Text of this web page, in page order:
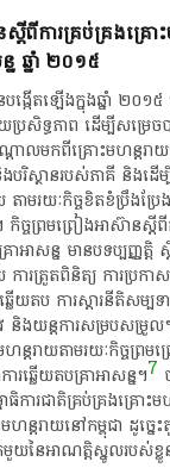
តី​ពី​ការ​គ្រប់គ្រង​គ្រោ
ន​ ឆ្នាំ​ ២០១៥
ន​បង្កើត​ឡើង​ក្នុង​ឆ្នាំ​
ប្រសិទ្ធភាព​ ដើម្បី​សម្រេ
ាល​មក​ពី​គ្រោះ​មហន្តរា
ង​បរិស្ថាន​របស់​ភាគី​ និង​ដ
តាម​រយៈ​កិច្ច​ខិតខំ​ប្រឹងប្រ
ច្ចព្រមព្រៀង​អាស៊ាន​ស្តី​
រាអាសន្ន​ មាន​បទ​ប្បញ្ញ
រ​ត្រួតពិនិត្យ​ ការ​ប្រកាស​អ
លើយ​តប​ ការ​ស្តារ​នីតិសម្ប
វ​ និង​យន្តការ​សម្របសម្រួ
ហន្តរាយ​តាម​រយៈ​កិច្ចព្រ
រ​ឆ្លើយ​តប​គ្រាអាសន្ន​។​7
រ​ជាតិ​គ្រប់គ្រង​គ្រោះ​មហ
ន្តរាយ​នៅ​កម្ពុជា​ ដូច្នេ
ក​មួយ​នៃ​អាណត្តិ​ស្នូល​របស់​ខ្